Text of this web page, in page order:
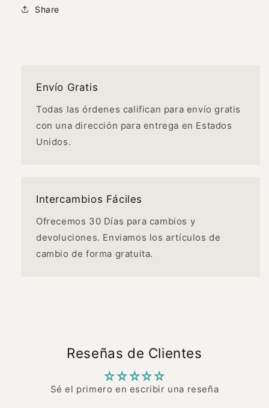
Share
Envío Gratis
Todas las órdenes califican para envío gratis
con una dirección para entrega en Estados
Unidos.
Intercambios Fáciles
Ofrecemos 30 Días para cambios y
devoluciones. Enviamos los artículos de
cambio de forma gratuita.
Reseñas de Clientes
Sé el primero en escribir una reseña